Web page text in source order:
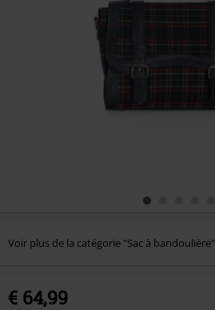
Voir plus de la catégorie "Sac à bandoulière"
€ 64,99